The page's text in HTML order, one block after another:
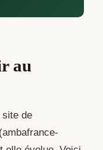
au
de